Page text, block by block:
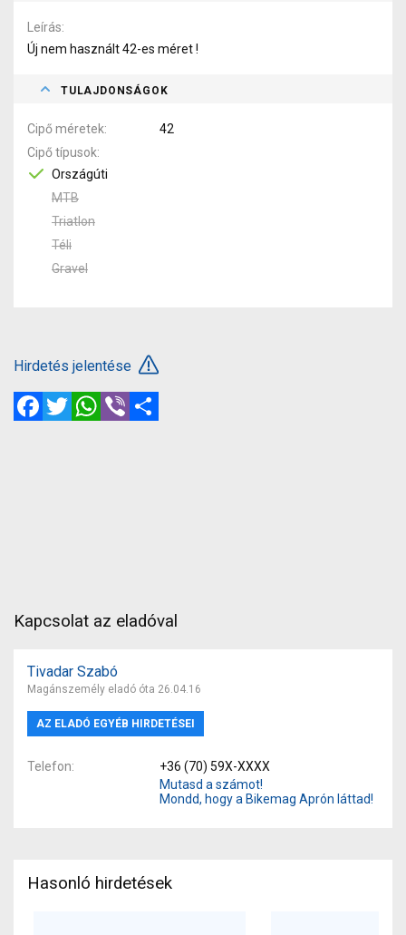
Leírás
Új nem használt 42-es méret !
TULAJDONSÁGOK
Cipő méretek
42
Cipő típusok
Országúti
MTB
Triatlon
Téli
Gravel
Hirdetés jelentése
FacebookTwitterWhatsApp
Viber
Kapcsolat az eladóval
Tivadar Szabó
Magánszemély eladó óta 26.04.16
AZ ELADÓ EGYÉB HIRDETÉSEI
Telefon
+36 (70) 59X-XXXX
Mutasd a számot!
Mondd, hogy a Bikemag Aprón láttad!
Hasonló hirdetések